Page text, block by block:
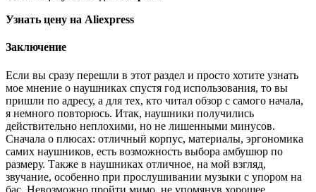
Узнать цену на Aliexpress
Заключение
Если вы сразу перешли в этот раздел и просто хотите узнать
мое мнение о наушниках спустя год использования, то вы
пришли по адресу, а для тех, кто читал обзор с самого начала,
я немного повторюсь. Итак, наушники получились
действительно неплохими, но не лишенными минусов.
Сначала о плюсах: отличный корпус, материалы, эргономика
самих наушников, есть возможность выбора амбушюр по
размеру. Также в наушниках отличное, на мой взгляд,
звучание, особенно при прослушивании музыки с упором на
бас. Невозможно пройти мимо, не упомянув хорошее